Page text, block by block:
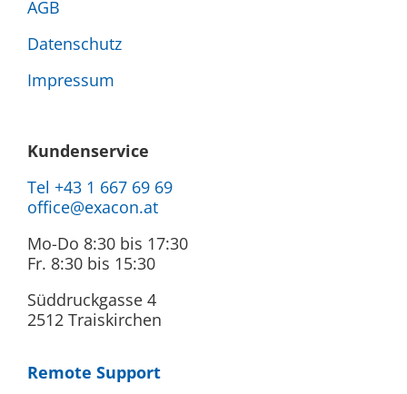
AGB
Datenschutz
Impressum
Kundenservice
Tel +43 1 667 69 69
office@exacon.at
Mo-Do 8:30 bis 17:30
Fr. 8:30 bis 15:30
Süddruckgasse 4
2512 Traiskirchen
Remote Support